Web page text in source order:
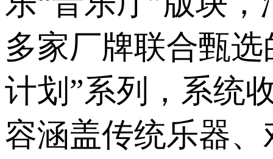
多家厂牌联合甄
计划”系列，系统
容涵盖传统乐器